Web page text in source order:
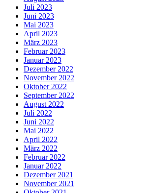
Juli 2023
Juni 2023
Mai 2023
April 2023
März 2023
Februar 2023
Januar 2023
Dezember 2022
November 2022
Oktober 2022
September 2022
August 2022
Juli 2022
Juni 2022
Mai 2022
April 2022
März 2022
Februar 2022
Januar 2022
Dezember 2021
November 2021